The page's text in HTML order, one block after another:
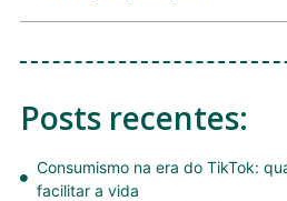
Posts recentes:
Consumismo na era do TikTok:
facilitar a vida